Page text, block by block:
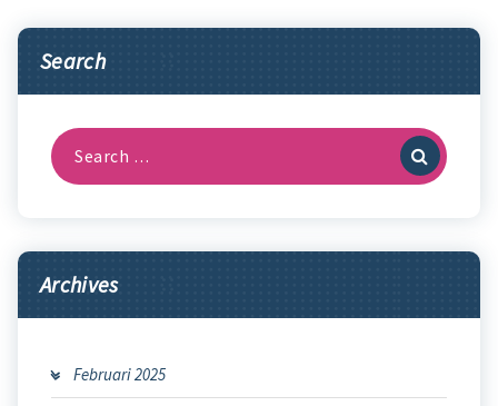
Search
Search
for:
Archives
Februari 2025